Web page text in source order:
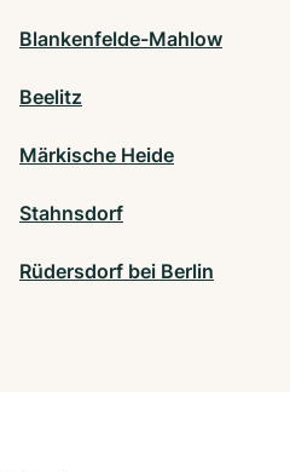
Blankenfelde-Mahlow
Beelitz
Märkische Heide
Stahnsdorf
Rüdersdorf bei Berlin